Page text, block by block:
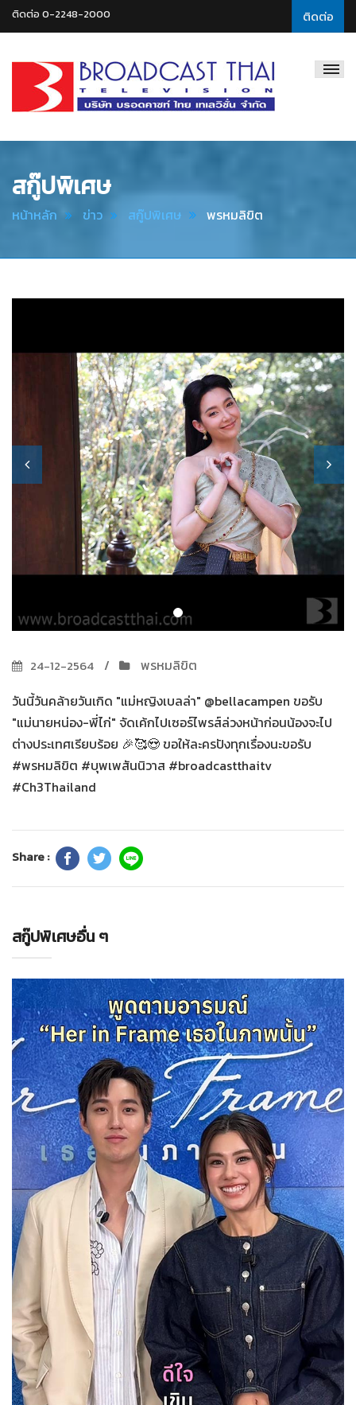
ติดต่อ
ติดต่อ 0-2248-2000
Thai
สกู๊ปพิเศษ
หน้าหลัก ข่าว สกู๊ปพิเศษ พรหมลิขิต
24-12-2564
พรหมลิขิต
วันนี้วันคล้ายวันเกิด "แม่หญิงเบลล่า" @bellacampen ขอรับ
"แม่นายหน่อง-พี่ไก่" จัดเค้กไปเซอร์ไพรส์ล่วงหน้าก่อนน้องจะไป
ต่างประเทศเรียบร้อย 🎉🥰😍 ขอให้ละครปังทุกเรื่องนะขอรับ
#พรหมลิขิต #บุพเพสันนิวาส #broadcastthaitv
#Ch3Thailand
Share :
สกู๊ปพิเศษอื่น ๆ